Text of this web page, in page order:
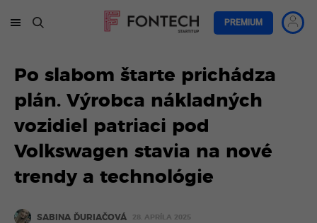
PREMIUM
Po slabom štarte prichádza
plán. Výrobca nákladných
vozidiel patriaci pod
Volkswagen stavia na nové
trendy a technológie
SABINA ĎURIAČOVÁ 28. APRÍLA 2025